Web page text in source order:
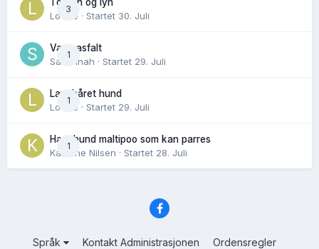
3
Torden og lyn
Lovise · Startet 30. Juli
1
Varm asfalt
Savannah · Startet 29. Juli
1
Langhåret hund
Lovise · Startet 29. Juli
1
Hannhund maltipoo som kan parres
Karoline Nilsen · Startet 28. Juli
Språk Kontakt Administrasjonen Ordensregler